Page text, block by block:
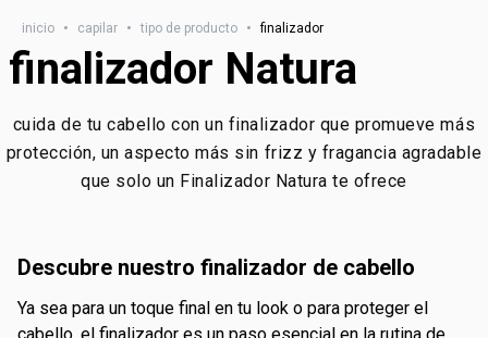
inicio • capilar • tipo de producto • finalizador
finalizador Natura
cuida de tu cabello con un finalizador que promueve más
protección, un aspecto más sin frizz y fragancia agradable
que solo un Finalizador Natura te ofrece
descubre nuestro finalizador de cabello
ya sea para un toque final en tu look o para proteger el